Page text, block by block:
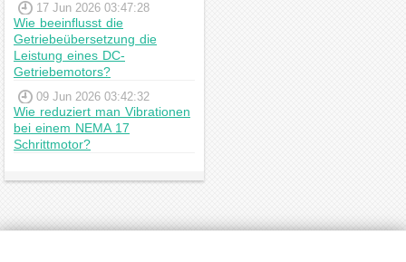
17 Jun 2026 03:47:28
Wie beeinflusst die
Getriebeübersetzung die
Leistung eines DC-
Getriebemotors?
09 Jun 2026 03:42:32
Wie reduziert man Vibrationen
bei einem NEMA 17
Schrittmotor?